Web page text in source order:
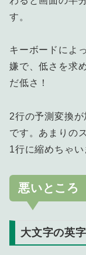
す。
キーボードによ
嫌で、低さを求
だ低さ！
2行の予測変換
です。あまりの
1行に縮めちゃ
悪いところ
大文字の英